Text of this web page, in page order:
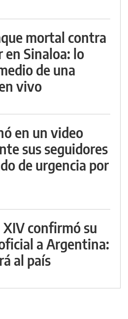
mortal contra
Sinaloa: lo
de una
vivo
en un video
sus seguidores
de urgencia por
XIV confirmó su
a Argentina:
al país